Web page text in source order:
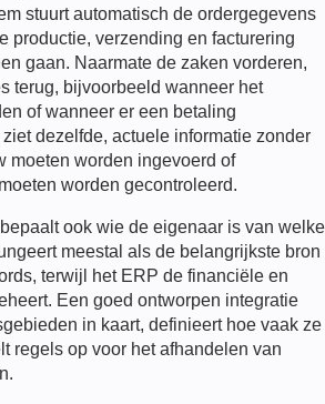
stuurt automatisch de ordergegevens
productie, verzending en facturering
gaan. Naarmate de zaken vorderen,
terug, bijvoorbeeld wanneer het
of wanneer er een betaling
dezelfde, actuele informatie zonder
moeten worden ingevoerd of
worden gecontroleerd.
ook wie de eigenaar is van welke
meestal als de belangrijkste bron
terwijl het ERP de financiële en
Een goed ontworpen integratie
in kaart, definieert hoe vaak ze
regels op voor het afhandelen van